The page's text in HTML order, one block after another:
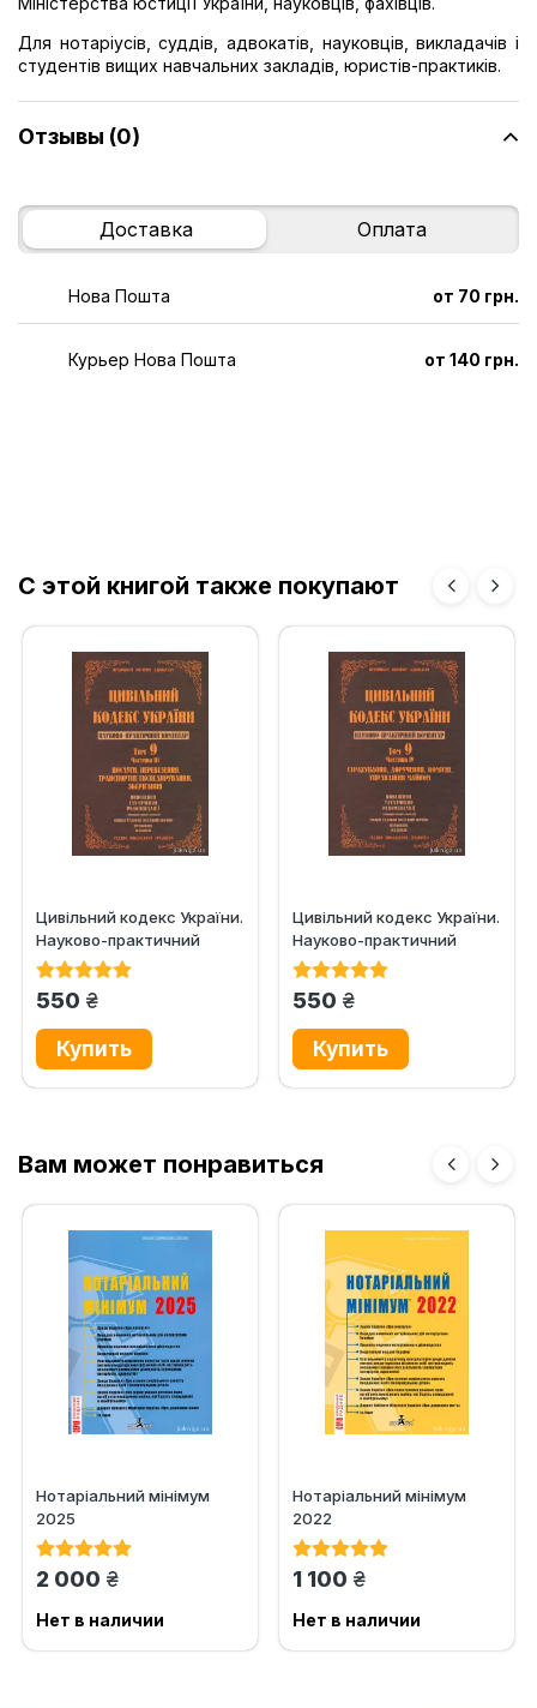
Для нотаріусів, суддів, адвокатів, науковців, викладачів і
студентів вищих навчальних закладів, юристів-практиків.
Отзывы (0)
Доставка Оплата
Нова Пошта от 70 грн.
Курьер Нова Пошта от 140 грн.
С этой книгой также покупают
Цивільний кодекс України.
Науково-практичний
коментар. Том 9. Частина
550 грн.
Цивільний кодекс України.
Науково-практичний
коментар. Том 9. Частина
550 грн.
Вам может понравиться
Нотаріальний мінімум
2025
2 000 грн.
Нет в наличии
Нотаріальний мінімум
2022
1 100 грн.
Нет в наличии